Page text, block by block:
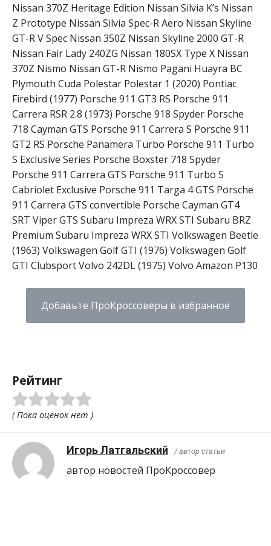
Nissan 370Z Heritage Edition Nissan Silvia K’s Nissan
Z Prototype Nissan Silvia Spec-R Aero Nissan Skyline
GT-R V Spec Nissan 350Z Nissan Skyline 2000 GT-R
Nissan Fair Lady 240ZG Nissan 180SX Type X Nissan
370Z Nismo Nissan GT-R Nismo Pagani Huayra BC
Plymouth Cuda Polestar Polestar 1 (2020) Pontiac
Firebird (1977) Porsche 911 GT3 RS Porsche 911
Carrera RSR 2.8 (1973) Porsche 918 Spyder Porsche
718 Cayman GTS Porsche 911 Carrera S Porsche 911
GT2 RS Porsche Panamera Turbo Porsche 911 Turbo
S Exclusive Series Porsche Boxster 718 Spyder
Porsche 911 Carrera GTS Porsche 911 Turbo S
Cabriolet Exclusive Porsche 911 Targa 4 GTS Porsche
911 Carrera GTS convertible Porsche Cayman GT4
SRT Viper GTS Subaru Impreza WRX STI Subaru BRZ
Premium Subaru Impreza WRX STI Volkswagen Beetle
(1963) Volkswagen Golf GTI (1976) Volkswagen Golf
GTI Clubsport Volvo 242DL (1975) Volvo Amazon P130
Добавьте ПроКроссоверы в избранное
Рейтинг
( Пока оценок нет )
Игорь Латгальский / автор статьи
автор новостей ПроКроcсовер